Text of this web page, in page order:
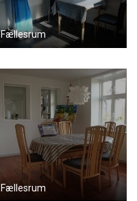
Fællesrum
Fællesrum